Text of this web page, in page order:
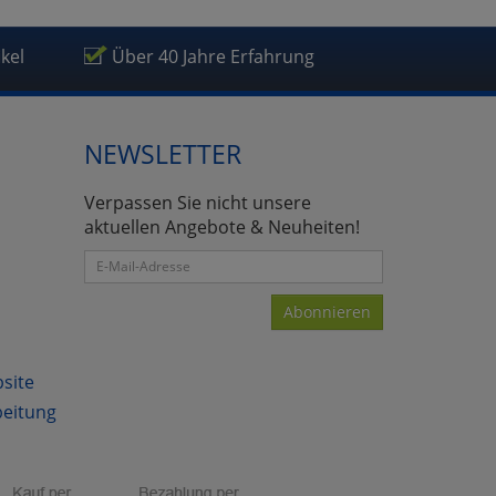
Über 40 Jahre Erfahrung
NEWSLETTER
Verpassen Sie nicht unsere
aktuellen Angebote & Neuheiten!
Abonnieren